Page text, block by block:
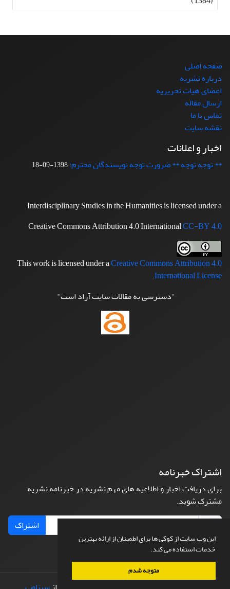
این وب سایت از کوکی ها برای اطمینان از ارائه بهترین
خدمات استفاده می کند.
متوجه شدم
صفحه اصلی
درباره نشریه
اعضای هیات تحریریه
ارسال مقاله
تماس با ما
نقشه سایت
اخبار و اعلانات
** توجه توجه ** ضرورت توجه نویسندگان محترم:1398-09-18
Interdisciplinary Studies in the Humanities is licensed under a
Creative Commons Attribution 4.0 InternationalCC-BY 4.0
This work is licensed under aCreative Commons Attribution 4.0
International License
.
"دسترسی به مقالات سایت آزاد است"
اشتراک خبرنامه
برای دریافت اخبار و اطلاعیه های مهم نشریه در خبرنامه نشریه
مشترک شوید.
اشتراک